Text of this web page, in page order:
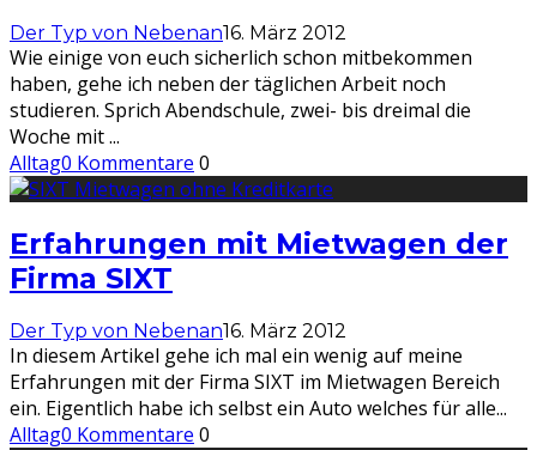
Der Typ von Nebenan16. März 2012
Wie einige von euch sicherlich schon mitbekommen
haben, gehe ich neben der täglichen Arbeit noch
studieren. Sprich Abendschule, zwei- bis dreimal die
Woche mit...
Alltag0 Kommentare 0
Erfahrungen mit Mietwagen der
Firma SIXT
Der Typ von Nebenan16. März 2012
In diesem Artikel gehe ich mal ein wenig auf meine
Erfahrungen mit der Firma SIXT im Mietwagen Bereich
ein. Eigentlich habe ich selbst ein Auto welches für alle...
Alltag0 Kommentare 0